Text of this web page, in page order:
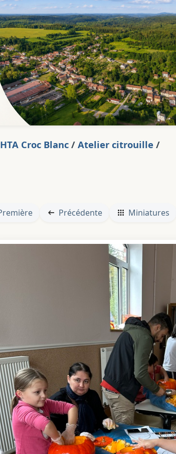
Croc Blanc / Atelier citrouille /
Précédente Miniatures